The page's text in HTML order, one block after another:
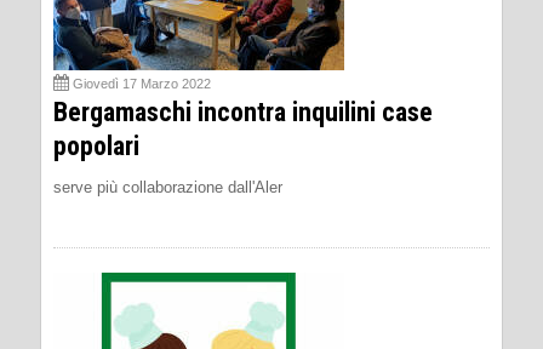
Giovedì 17 Marzo 2022
Bergamaschi incontra inquilini case
popolari
serve più collaborazione dall'Aler